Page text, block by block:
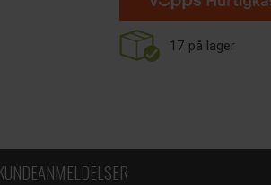
17 på lager